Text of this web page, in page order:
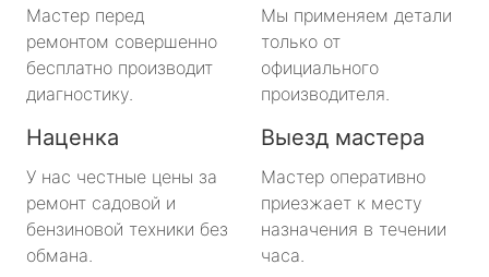
Мастер перед
ремонтом совершенно
бесплатно производит
диагностику.
Мы применяем детали
только от
официального
производителя.
Наценка
У нас честные цены за
ремонт садовой и
бензиновой техники без
обмана.
Выезд мастера
Мастер оперативно
приезжает к месту
назначения в течении
часа.